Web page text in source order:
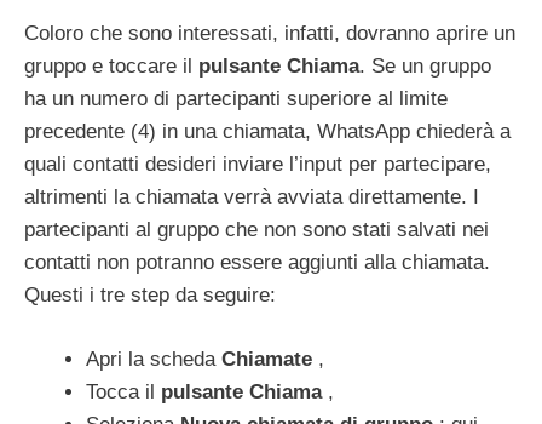
Coloro che sono interessati, infatti, dovranno aprire un
gruppo e toccare il pulsante Chiama. Se un gruppo
ha un numero di partecipanti superiore al limite
precedente (4) in una chiamata, WhatsApp chiederà a
quali contatti desideri inviare l’input per partecipare,
altrimenti la chiamata verrà avviata direttamente.
partecipanti al gruppo che non sono stati salvati nei
contatti non potranno essere aggiunti alla chiamata.
Questi i tre step da seguire:
Apri la scheda Chiamate ,
Tocca il pulsante Chiama,